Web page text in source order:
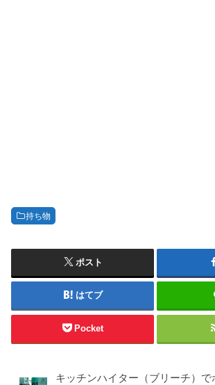
持ち物
ポスト
はてブ
Pocket
キッチンハイター（ブリーチ）